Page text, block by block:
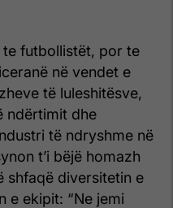
futbollistët, por te
në vendet e
të luleshitësve,
ndërtimit dhe
të ndryshme në
t’i bëjë homazh
shfaqë diversitetin e
e ekipit: “Ne jemi